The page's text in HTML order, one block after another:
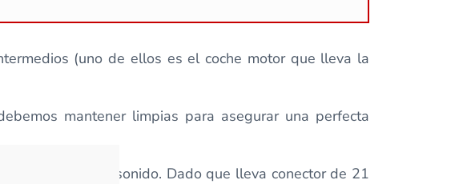
(uno de ellos es el coche motor que lleva la
mantener limpias para asegurar una perfecta
con como sin sonido. Dado que lleva conector de 21